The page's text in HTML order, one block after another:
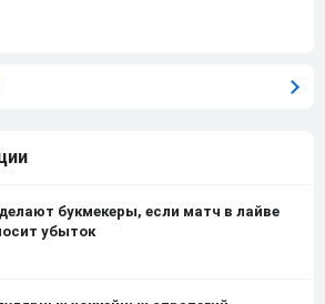
букмекеры, если матч в лайве
убыток